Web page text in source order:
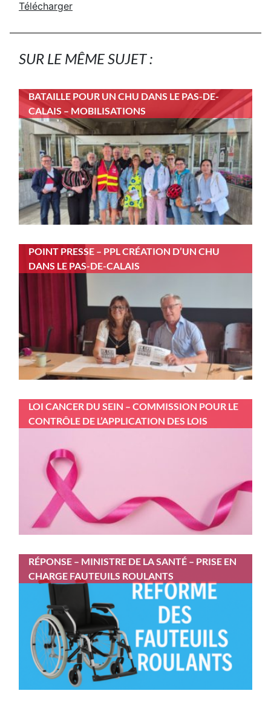
Télécharger
SUR LE MÊME SUJET :
BATAILLE POUR UN CHU DANS LE PAS-DE-
CALAIS – MOBILISATIONS
POINT PRESSE – PPL CRÉATION D’UN CHU
DANS LE PAS-DE-CALAIS
LOI CANCER DU SEIN – COMMISSION POUR LE
CONTRÔLE DE L’APPLICATION DES LOIS
RÉPONSE – MINISTRE DE LA SANTÉ – PRISE EN
CHARGE FAUTEUILS ROULANTS